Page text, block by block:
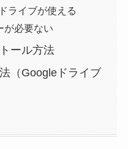
ライブが使える
必要ない
ール方法
（Googleドライブ